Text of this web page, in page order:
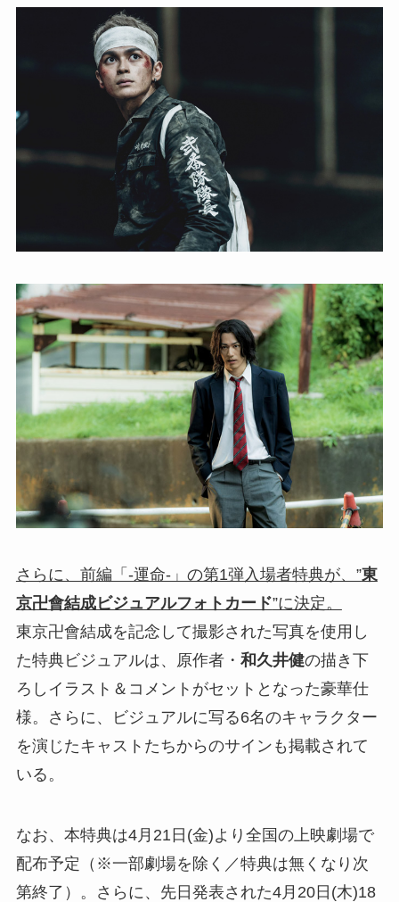
さらに、前編「-運命-」の第1弾入場者特典が、”東
京卍會結成ビジュアルフォトカード”に決定。
東京卍會結成を記念して撮影された写真を使用し
た特典ビジュアルは、原作者・ 和久井健の描き下
ろしイラスト＆コメントがセットとなった豪華仕
様。さらに、ビジュアルに写る6名のキャラクター
を演じたキャストたちからのサインも掲載されて
いる。
なお、本特典は4月21日(金)より全国の上映劇場で
配布予定（※一部劇場を除く／特典は無くなり次
第終了）。さらに、先日発表された4月20日(木)18